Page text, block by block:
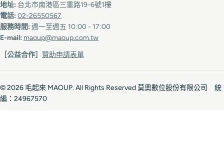
地址: 台北市南港區三重路19-6號1樓
電話: 02-26550567
服務時間: 週一至週五 10:00 - 17:00
E-mail: maoup@maoup.com.tw
［公益合作］ 贊助申請表單
© 2026 毛起來 MAOUP. All Rights Reserved 莫奧數位股份有限公司 統
編：24967570